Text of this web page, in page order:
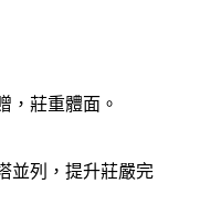
，莊重體面。
並列，提升莊嚴完